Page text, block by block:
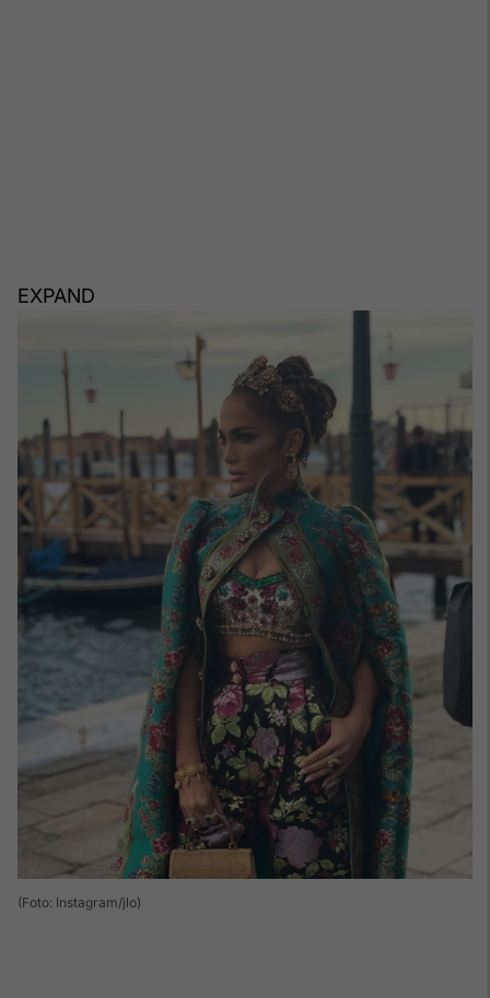
EXPAND
(Foto: Instagram/jlo)